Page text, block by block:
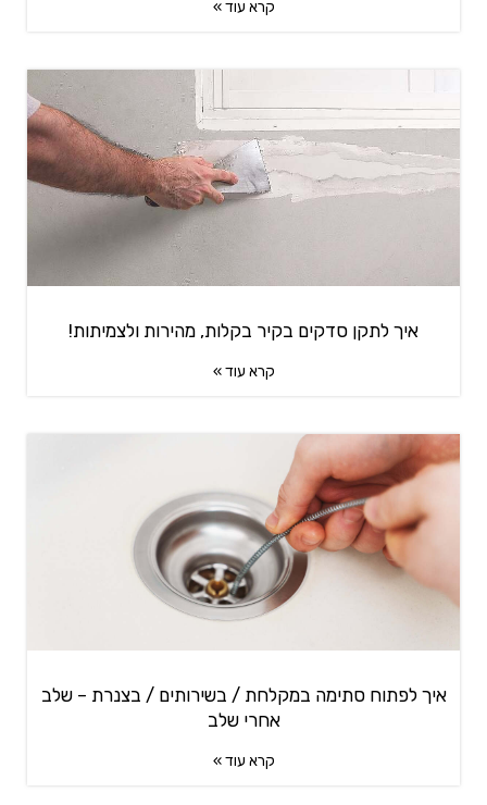
קרא עוד »
איך לתקן סדקים בקיר בקלות, מהירות ולצמיתות!
קרא עוד »
איך לפתוח סתימה במקלחת / בשירותים / בצנרת – שלב
אחרי שלב
קרא עוד »